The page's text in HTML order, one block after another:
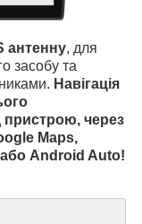
антенну, для
засобу та
Навігація
пристрою, через
Maps,
або Android Auto!